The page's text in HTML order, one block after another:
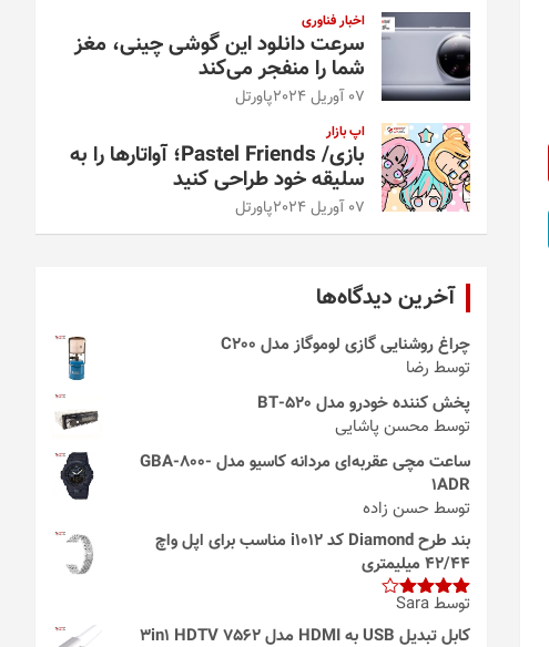
اخبار فناوری
سرعت دانلود این گوشی چینی، مغز
شما را منفجر می‌کند
07 آوریل 2024 پاورتل
اپ بازار
بازی/ Pastel Friends؛ آواتارها را به
سلیقه خود طراحی کنید
07 آوریل 2024 پاورتل
آخرین دیدگاه‌ها
چراغ روشنایی گازی لوموگاز مدل C200
توسط رضا
پخش کننده خودرو مدل 520-BT
توسط محسن پاشایی
ساعت مچی عقربه‌ای مردانه کاسیو مدل GBA-800-
1ADR
توسط حسن زاده
بند طرح Diamond کد i1012 مناسب برای اپل واچ
42/44 میلیمتری
امتیاز4
از 5
توسط Sara
کابل تبدیل USB به HDMI مدل 3in1 HDTV 7562